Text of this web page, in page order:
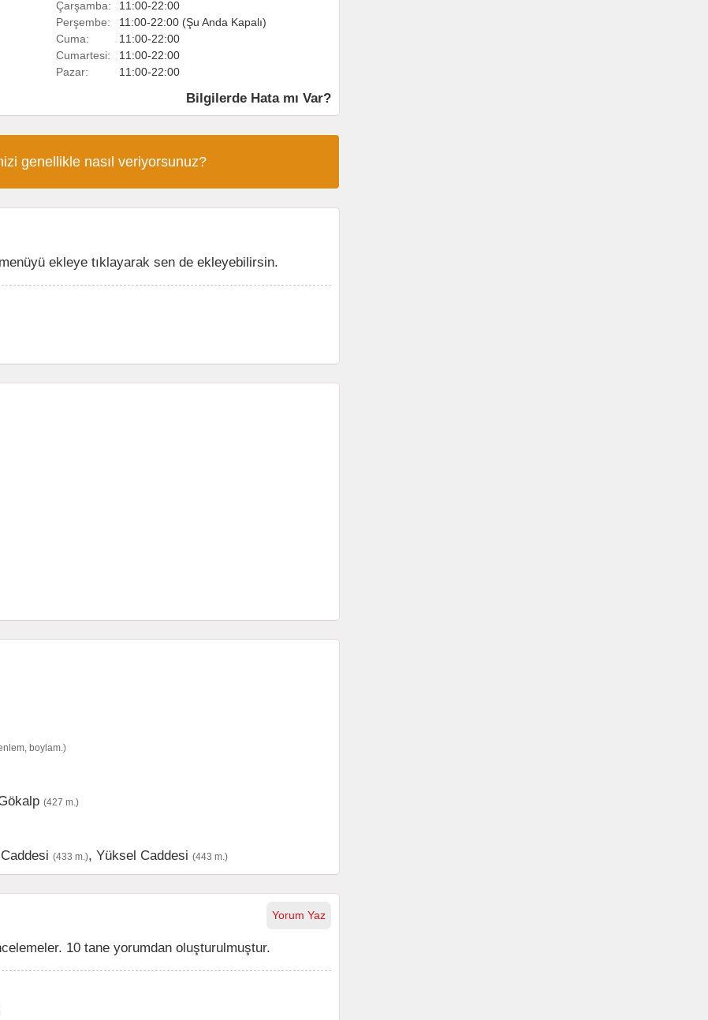
Çarşamba:
11:00-22:00
Perşembe:
11:00-22:00 (Şu Anda Kapalı)
Cuma:
11:00-22:00
Cumartesi:
11:00-22:00
Pazar:
11:00-22:00
Bilgilerde Hata mı Var?
genellikle nasıl veriyorsunuz?
ekleye tıklayarak sen de ekleyebilirsin.
boylam.)
(427 m.)
(433 m.), Yüksel Caddesi (443 m.)
Yorum Yaz
10 tane yorumdan oluşturulmuştur.